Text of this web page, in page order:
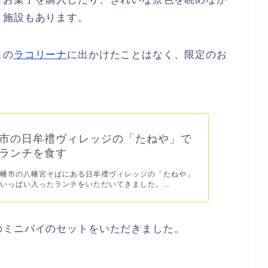
設もあります。
のラコリーナに出かけたことはなく、限定のお
の日牟禮ヴィレッジの「たねや」で
ンチを食す
市の八幡宮そばにある日牟禮ヴィレッジの「たねや」
っぱい入ったランチをいただいてきました。...
ニパイのセットをいただきました。